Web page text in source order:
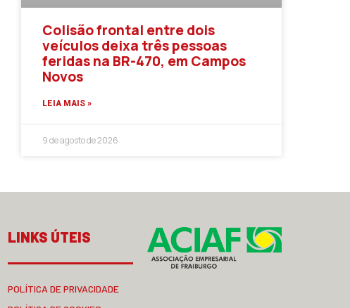
Colisão frontal entre dois
veículos deixa três pessoas
feridas na BR-470, em Campos
Novos
LEIA MAIS »
9 de agosto de 2026
LINKS ÚTEIS
POLÍTICA DE PRIVACIDADE